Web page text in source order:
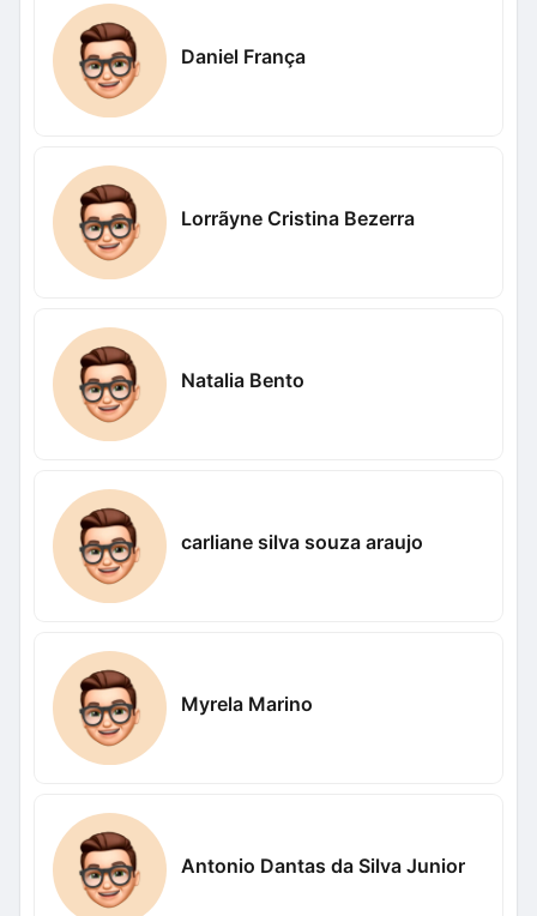
Daniel França
Lorrãyne Cristina Bezerra
Natalia Bento
carliane silva souza araujo
Myrela Marino
Antonio Dantas da Silva Junior